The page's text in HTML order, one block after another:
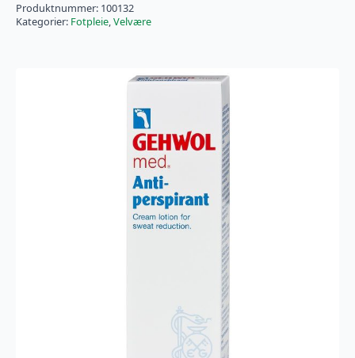
Produktnummer: 100132
Kategorier: Fotpleie,Velvære